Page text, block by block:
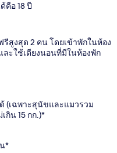
คือ 18 ปี
ฟรีสูงสุด 2 คน โดยเข้าพักในห้อง
ละใช้เตียงนอนที่มีในห้องพัก
(เฉพาะสุนัขและแมวรวม
กิน 15 กก.)*
*